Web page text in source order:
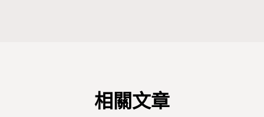
相關文章